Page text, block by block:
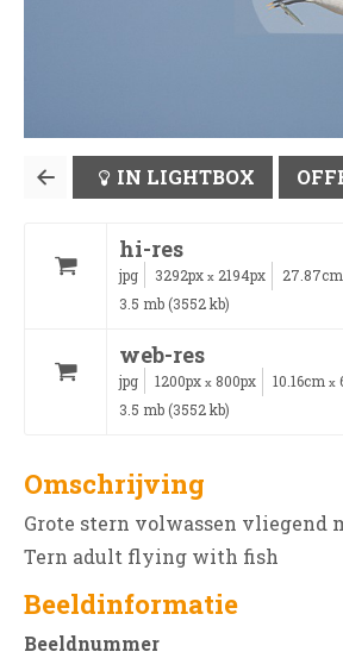
IN LIGHTBOX
hi-res
jpg 3292px x 2194px 27.87cm
3.5 mb (3552 kb)
web-res
jpg 1200px x 800px 10.16cm x
3.5 mb (3552 kb)
Omschrijving
Grote stern volwassen vliegend
Tern adult flying with fish
Beeldinformatie
Beeldnummer